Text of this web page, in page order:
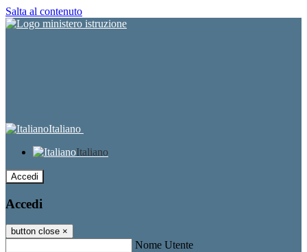
Salta al contenuto
Italiano
Italiano
Accedi
Accedi
button close ×
Nome Utente